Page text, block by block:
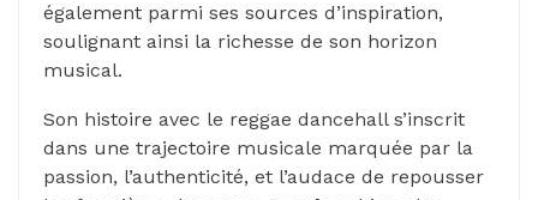
également parmi ses sources d’inspiration,
soulignant ainsi la richesse de son horizon
musical.
Son histoire avec le reggae dancehall s’inscrit
dans une trajectoire musicale marquée par la
passion, l’authenticité, et l’audace de repousser